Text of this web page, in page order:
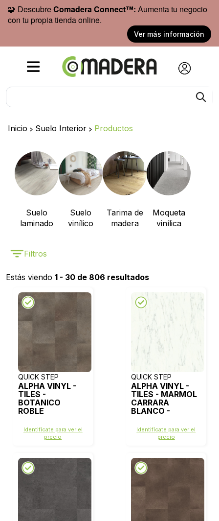
🧩 DescubreComadera Connect™: Aumenta tu negocio
con tu propia tienda online.
Ver más información
Inicio > Suelo Interior > Productos
Suelo
laminado
Suelo
vinílico
Tarima de
madera
Moqueta
vinílica
Filtros
Estás viendo 1 - 30 de 806 resultados
QUICK STEP
ALPHA VINYL -
TILES -
BOTANICO
ROBLE
AVST40235
Identifícate para ver el
precio
QUICK STEP
ALPHA VINYL -
TILES - MARMOL
CARRARA
BLANCO -
Identifícate para ver el
precio